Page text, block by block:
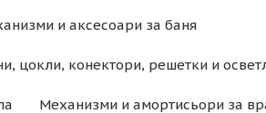
и аксесоари за баня
цокли, конектори, решетки и
Механизми и амортисьори за